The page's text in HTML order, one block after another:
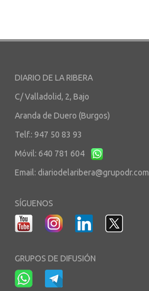
DIARIO DE LA RIBERA
C/ Valladolid, 2, Bajo
Aranda de Duero (Burgos)
Telf.: 947 50 83 93
Móvil: 640 781 604
Email: diariodelaribera@grupodr.com
SÍGUENOS
GRUPOS DE DIFUSIÓN